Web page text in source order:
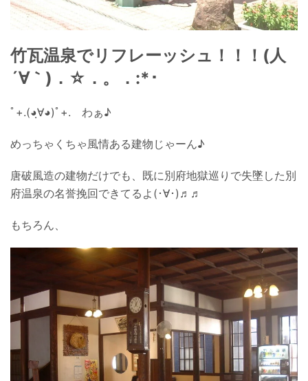
竹瓦温泉でリフレーッシュ！！！(人
´∀｀)．☆．。．:*･
ﾟ+.(◕ฺ∀◕)ﾟ+. わぁ♪
めっちゃくちゃ風情ある建物じゃーん♪
唐破風造の建物だけでも、既に別府地獄巡りで失墜した別
府温泉の名誉挽回できてるよ(･∀･)♬♬
もちろん、